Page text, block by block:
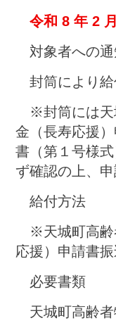
令和 8 年 2
対象者への通
封筒により給
※封筒には天
金（長寿応援
書（第１号様
ず確認の上、申
給付方法
※天城町高齢
応援）申請書
必要書類
天城町高齢者